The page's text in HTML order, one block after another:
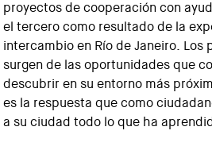
proyectos de cooperación con
el tercero como resultado de la
intercambio en Río de Janeiro. Los
surgen de las oportunidades que
descubrir en su entorno más
es la respuesta que como
a su ciudad todo lo que ha